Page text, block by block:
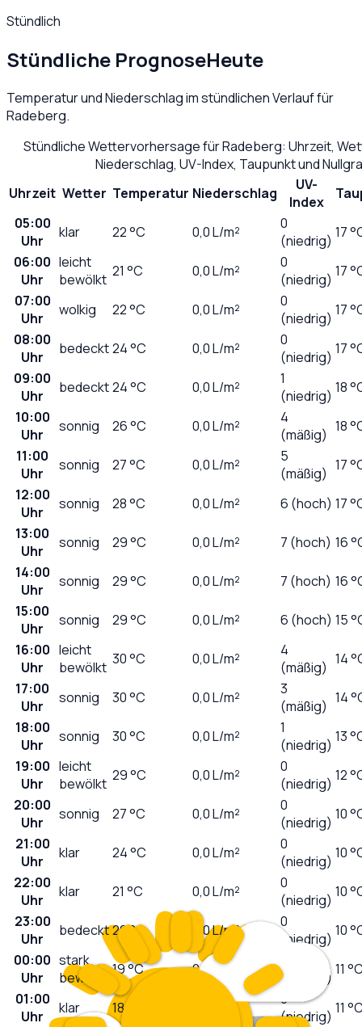
Stündlich
Stündliche PrognoseHeute
Temperatur und Niederschlag im stündlichen Verlauf für
Radeberg.
Stündliche Wettervorhersage fürRadeberg: Uhrzeit,
Niederschlag, UV-Index, Taupunkt und
Uhrzeit Wetter Temperatur Niederschlag
UV-
Index
05:00
Uhr
klar 22°C 0,0L/m²
0
(niedrig) 17
06:00
Uhr
leicht
bewölkt 21 °C 0,0L/m²
0
(niedrig) 17
07:00
Uhr
wolkig 22°C 0,0L/m²
0
(niedrig) 17
08:00
Uhr
bedeckt24°C 0,0L/m²
0
(niedrig) 17
09:00
Uhr
bedeckt24°C 0,0L/m²
1
(niedrig) 18
10:00
Uhr
sonnig 26°C 0,0L/m²
4
(mäßig) 18
11:00
Uhr
sonnig 27°C 0,0L/m²
5
(mäßig) 17
12:00
Uhr
sonnig 28°C 0,0L/m² 6 (hoch) 17
13:00
Uhr
sonnig 29°C 0,0L/m² 7 (hoch) 16
14:00
Uhr
sonnig 29°C 0,0L/m² 7 (hoch) 16
15:00
Uhr
sonnig 29°C 0,0L/m² 6 (hoch) 15
16:00
Uhr
leicht
bewölkt 30°C 0,0L/m²
4
(mäßig) 14
17:00
Uhr
sonnig 30°C 0,0L/m²
3
(mäßig) 14
18:00
Uhr
sonnig 30°C 0,0L/m²
1
(niedrig) 13
19:00
Uhr
leicht
bewölkt 29°C 0,0L/m²
0
(niedrig) 12
20:00
Uhr
sonnig 27°C 0,0L/m²
0
(niedrig) 10
21:00
Uhr
klar 24°C 0,0L/m²
0
(niedrig) 10
22:00
Uhr
klar 21 °C 0,0L/m²
0
(niedrig) 10
23:00
Uhr
bedeckt20°C 0,0L/m²
0
(niedrig) 10
00:00
Uhr
stark
bewölkt
19°C 0,0 L/m²
(niedrig)11
01:00
Uhr
klar 18°C L/m²
0
(niedrig) 11